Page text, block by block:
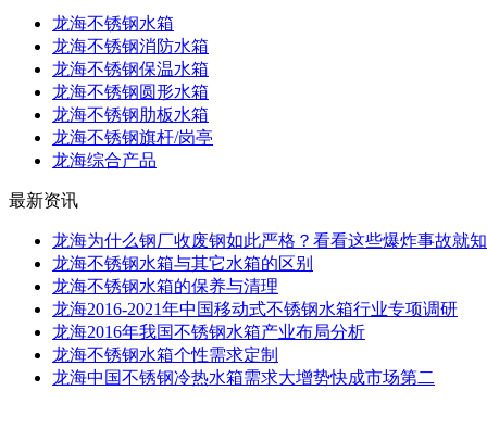
龙海不锈钢水箱
龙海不锈钢消防水箱
龙海不锈钢保温水箱
龙海不锈钢圆形水箱
龙海不锈钢肋板水箱
龙海不锈钢旗杆/岗亭
龙海综合产品
最新资讯
龙海为什么钢厂收废钢如此严格？看看这些爆炸事故就
龙海不锈钢水箱与其它水箱的区别
龙海不锈钢水箱的保养与清理
龙海2016-2021年中国移动式不锈钢水箱行业专项调研
龙海2016年我国不锈钢水箱产业布局分析
龙海不锈钢水箱个性需求定制
龙海中国不锈钢冷热水箱需求大增势快成市场第二